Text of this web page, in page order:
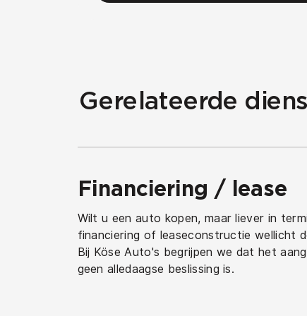
Gerelateerde
Financiering / lease
Wilt u een auto kopen, maar liever in
financiering of leaseconstructie wellicht
Bij Köse Auto's begrijpen we dat het
geen alledaagse beslissing is.